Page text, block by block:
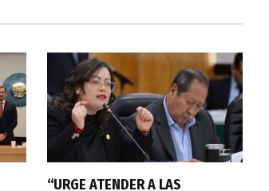
“URGE ATENDER A LAS